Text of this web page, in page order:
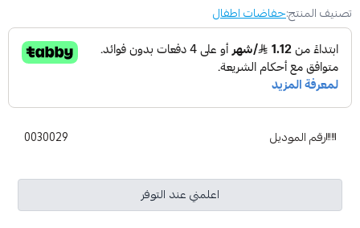
تصنيف المنتج:حفاضات اطفال
رقم الموديل 0030029
اعلمني عند التوفر